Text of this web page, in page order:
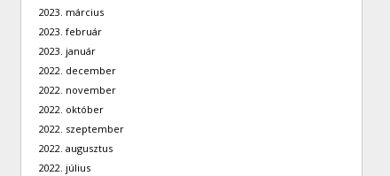
2023. március
2023. február
2023. január
2022. december
2022. november
2022. október
2022. szeptember
2022. augusztus
2022. július